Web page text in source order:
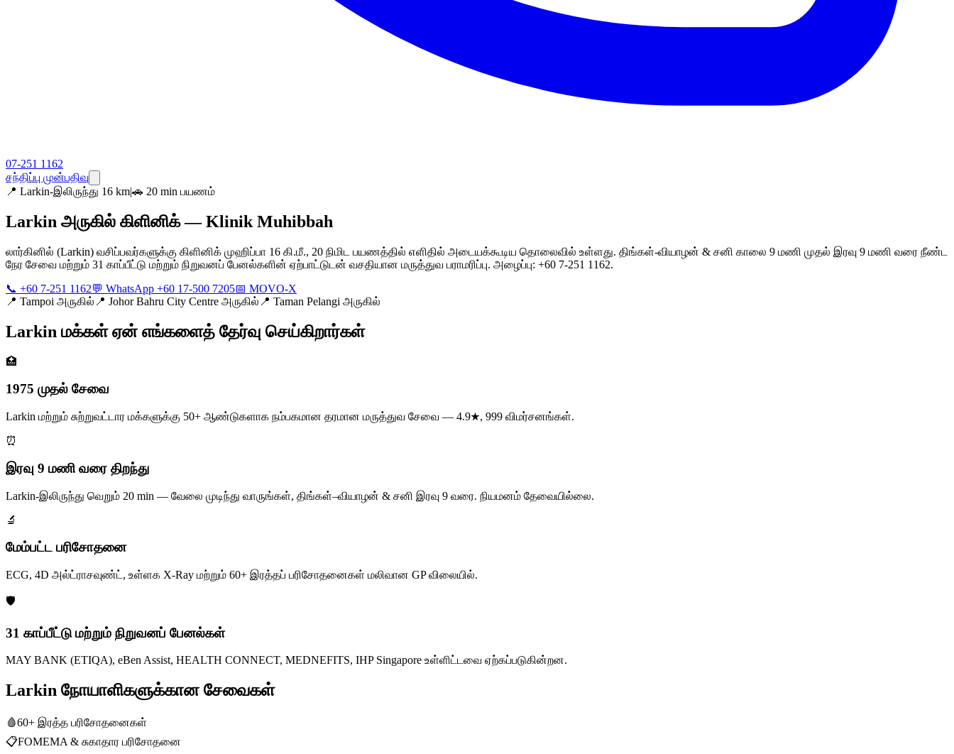
07-251 1162
சந்திப்பு முன்பதிவு
📍 Larkin-இலிருந்து 16 km|🚗 20 min பயணம்
Larkin அருகில் கிளினிக் — Klinik Muhibbah
லார்கினில் (Larkin) வசிப்பவர்களுக்கு கிளினிக் முஹிப்பா 16 கி.மீ., 20 நிமிட பயணத்தில் எளிதில் அடையக்கூடிய தொலைவில் உள்ளது. திங்கள்-வியாழன் & சனி காலை 9 மணி முதல் இரவு 9 மணி வரை நீண்ட
நேர சேவை மற்றும் 31 காப்பீட்டு மற்றும் நிறுவனப் பேனல்களின் ஏற்பாட்டுடன் வசதியான மருத்துவ பராமரிப்பு. அழைப்பு: +60 7-251 1162.
📞 +60 7-251 1162💬 WhatsApp +60 17-500 7205📅 MOVO-X
📍 Tampoi அருகில் 📍 Johor Bahru City Centre அருகில் 📍 Taman Pelangi அருகில்
Larkin மக்கள் ஏன் எங்களைத் தேர்வு செய்கிறார்கள்
🏥
1975 முதல் சேவை
Larkin மற்றும் சுற்றுவட்டார மக்களுக்கு 50+ ஆண்டுகளாக நம்பகமான தரமான மருத்துவ சேவை — 4.9★, 999 விமர்சனங்கள்.
⏰
இரவு 9 மணி வரை திறந்து
Larkin-இலிருந்து வெறும் 20 min — வேலை முடிந்து வாருங்கள், திங்கள்–வியாழன் & சனி இரவு 9 வரை. நியமனம் தேவையில்லை.
🔬
மேம்பட்ட பரிசோதனை
ECG, 4D அல்ட்ராசவுண்ட், உள்ளக X-Ray மற்றும் 60+ இரத்தப் பரிசோதனைகள் மலிவான GP விலையில்.
🛡️
31 காப்பீட்டு மற்றும் நிறுவனப் பேனல்கள்
MAY BANK (ETIQA), eBen Assist, HEALTH CONNECT, MEDNEFITS, IHP Singapore உள்ளிட்டவை ஏற்கப்படுகின்றன.
Larkin நோயாளிகளுக்கான சேவைகள்
🩸60+ இரத்த பரிசோதனைகள்
📋FOMEMA & சுகாதார பரிசோதனை